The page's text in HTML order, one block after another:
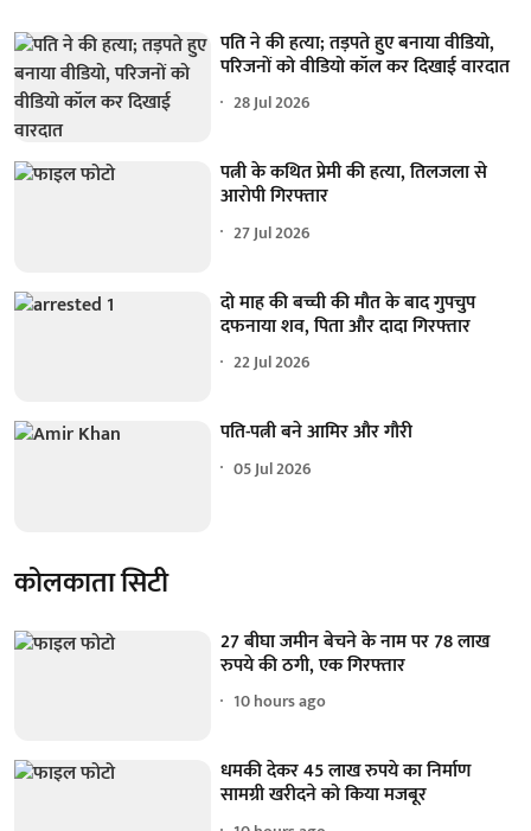
पति ने की हत्या; तड़पते हुए बनाया वीडियो,
परिजनों को वीडियो कॉल कर दिखाई वारदात
28 Jul 2026
पत्नी के कथित प्रेमी की हत्या, तिलजला से
आरोपी गिरफ्तार
27 Jul 2026
दो माह की बच्ची की मौत के बाद गुपचुप
दफनाया शव, पिता और दादा गिरफ्तार
22 Jul 2026
पति-पत्नी बने आमिर और गौरी
05 Jul 2026
कोलकाता सिटी
27 बीघा जमीन बेचने के नाम पर 78 लाख
रुपये की ठगी, एक गिरफ्तार
10 hours ago
धमकी देकर 45 लाख रुपये का निर्माण
सामग्री खरीदने को किया मजबूर